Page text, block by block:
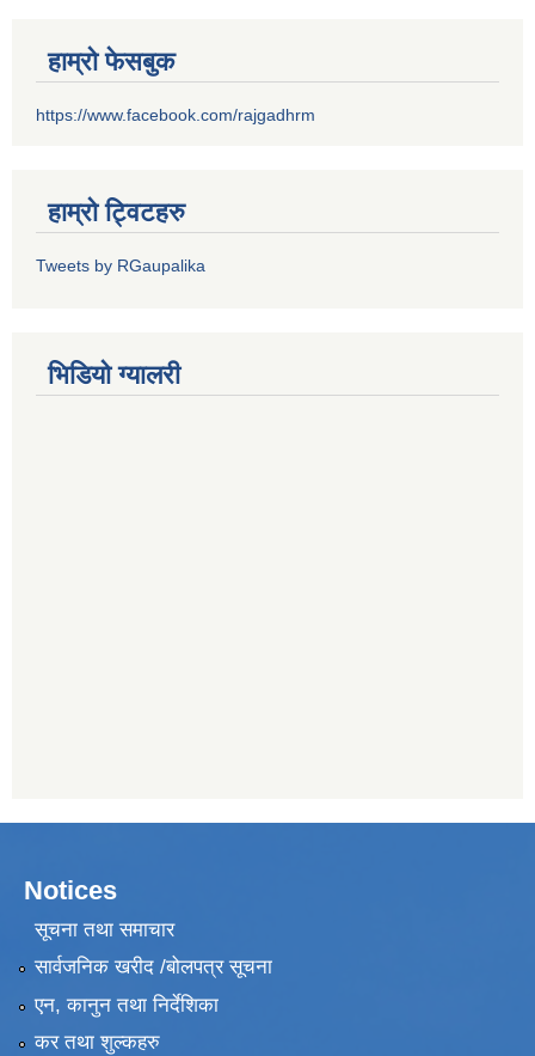
हाम्रो फेसबुक
https://www.facebook.com/rajgadhrm
हाम्रो ट्विटहरु
Tweets by RGaupalika
भिडियो ग्यालरी
Notices
सूचना तथा समाचार
सार्वजनिक खरीद /बोलपत्र सूचना
एन, कानुन तथा निर्देशिका
कर तथा शुल्कहरु